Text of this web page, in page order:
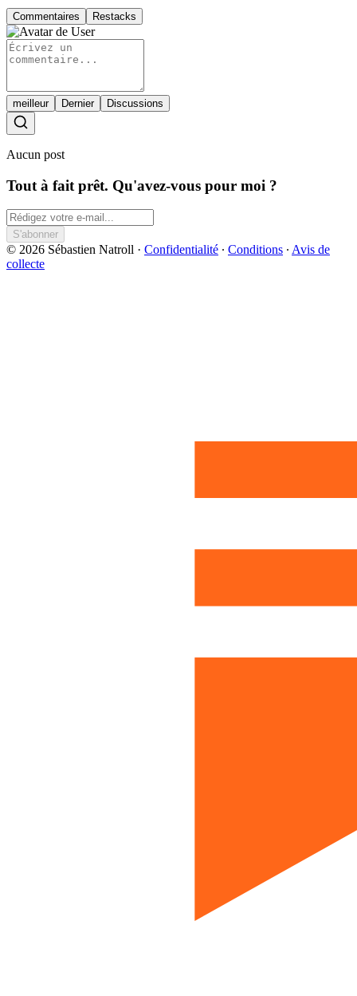
Commentaires Restacks
meilleur Dernier Discussions
Aucun post
Tout à fait prêt. Qu'avez-vous pour moi ?
S'abonner
© 2026 Sébastien Natroll · Confidentialité ∙ Conditions ∙ Avis de
collecte